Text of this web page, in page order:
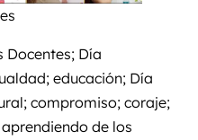
Docentes; Día
educación; Día
compromiso; coraje;
de los